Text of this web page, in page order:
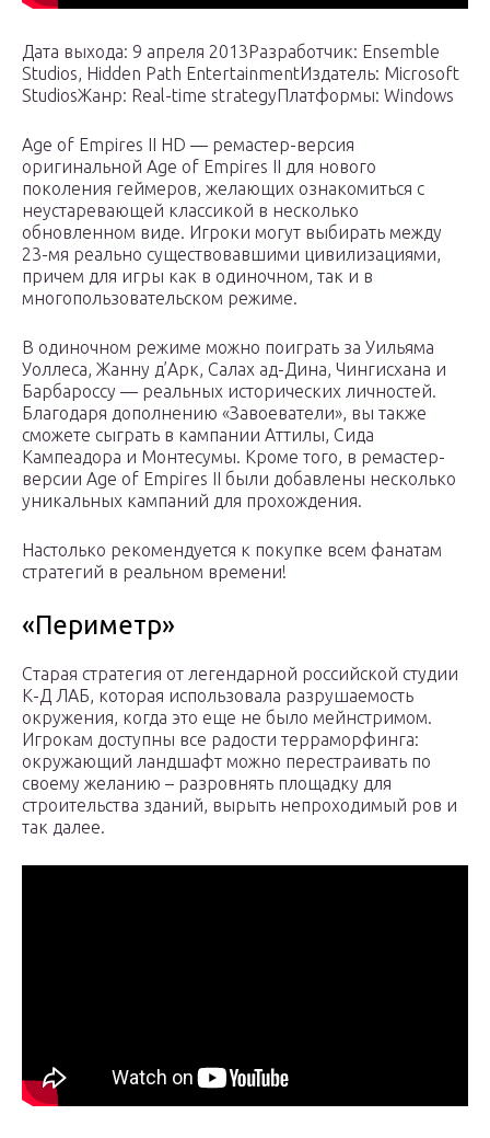
Дата выхода: 9 апреля 2013Разработчик: Ensemble
Studios, Hidden Path EntertainmentИздатель: Microsoft
StudiosЖанр: Real-time strategyПлатформы: Windows
Age of Empires II HD — ремастер-версия
оригинальной Age of Empires II для нового
поколения геймеров, желающих ознакомиться с
неустаревающей классикой в несколько
обновленном виде. Игроки могут выбирать между
23-мя реально существовавшими цивилизациями,
причем для игры как в одиночном, так и в
многопользовательском режиме.
В одиночном режиме можно поиграть за Уильяма
Уоллеса, Жанну д’Арк, Салах ад-Дина, Чингисхана и
Барбароссу — реальных исторических личностей.
Благодаря дополнению «Завоеватели», вы также
сможете сыграть в кампании Аттилы, Сида
Кампеадора и Монтесумы. Кроме того, в ремастер-
версии Age of Empires II были добавлены несколько
уникальных кампаний для прохождения.
Настолько рекомендуется к покупке всем фанатам
стратегий в реальном времени!
«Периметр»
Старая стратегия от легендарной российской студии
К-Д ЛАБ, которая использовала разрушаемость
окружения, когда это еще не было мейнстримом.
Игрокам доступны все радости терраморфинга:
окружающий ландшафт можно перестраивать по
своему желанию – разровнять площадку для
строительства зданий, вырыть непроходимый ров и
так далее.